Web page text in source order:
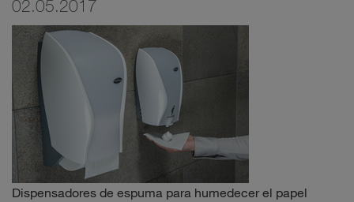
02.05.2017
Dispensadores de espuma para humedecer el papel